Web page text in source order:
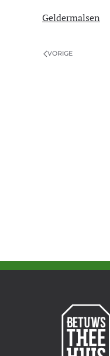
Geldermalsen
VORIGE